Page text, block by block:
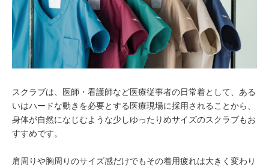
スクラブは、医師・看護師など医療従事者の日常着として、ある
いはハードな動きを必要とする医療現場に採用されることから、
身体が自然になじむような少しゆったりめサイズのスクラブもお
すすめです。
肩周りや胸周りのサイズ感だけでもその着用疲れは大きく変わり